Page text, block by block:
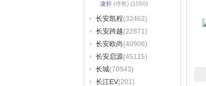
凌轩 (停售) (1050)
长安凯程(32462)
长安跨越(22871)
长安欧尚(40906)
长安启源(45115)
长城(70943)
长江EV(201)